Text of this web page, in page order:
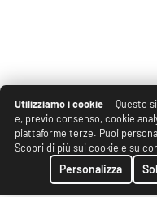
Utilizziamo i cookie— Questo
e, previo consenso, cookie
piattaforme terze. Puoi
Scopri di più sui cookie e su
Personalizza